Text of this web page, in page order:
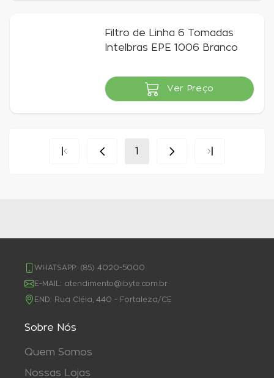
Filtro de Linha 6 Tomadas
Intelbras EPE 1006 Branco
Indisponível
Ver Preço
1
WHATSAPP: (85) 4020-5000
E-MAIL: atendimento@ibyte.com.br
END: Rua Cléia, 440 - Fortaleza/CE
Sobre Nós
Quem Somos
Nossas Lojas